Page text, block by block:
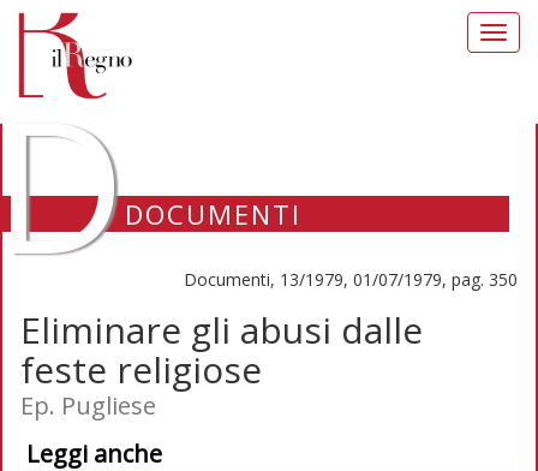
DOCUMENTI
Documenti, 13/1979, 01/07/1979, pag. 350
Eliminare gli abusi dalle
feste religiose
Ep. Pugliese
Leggi anche